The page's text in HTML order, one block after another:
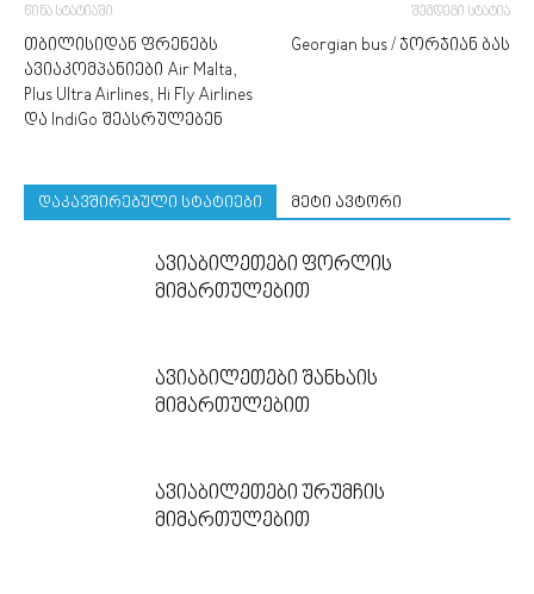
წინა სტატიაში
თბილისიდან ფრენებს
ავიაკომპანიები Air Malta,
Plus Ultra Airlines, Hi Fly Airlines
და IndiGo შეასრულებენ
შემდეგი სტატია
Georgian bus / ჯორჯიან ბას
დაკავშირებული სტატიები მეტი ავტორი
ავიაბილეთები ფორლის
მიმართულებით
ავიაბილეთები შანხაის
მიმართულებით
ავიაბილეთები ურუმჩის
მიმართულებით